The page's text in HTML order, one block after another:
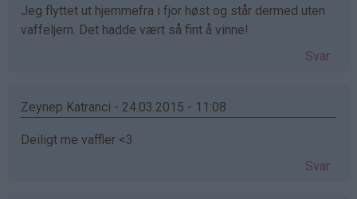
Jeg flyttet ut hjemmefra i fjor høst og står dermed uten
vaffeljern. Det hadde vært så fint å vinne!
Svar
Zeynep Katranci - 24.03.2015 - 11:08
Deiligt me vaffler <3
Svar